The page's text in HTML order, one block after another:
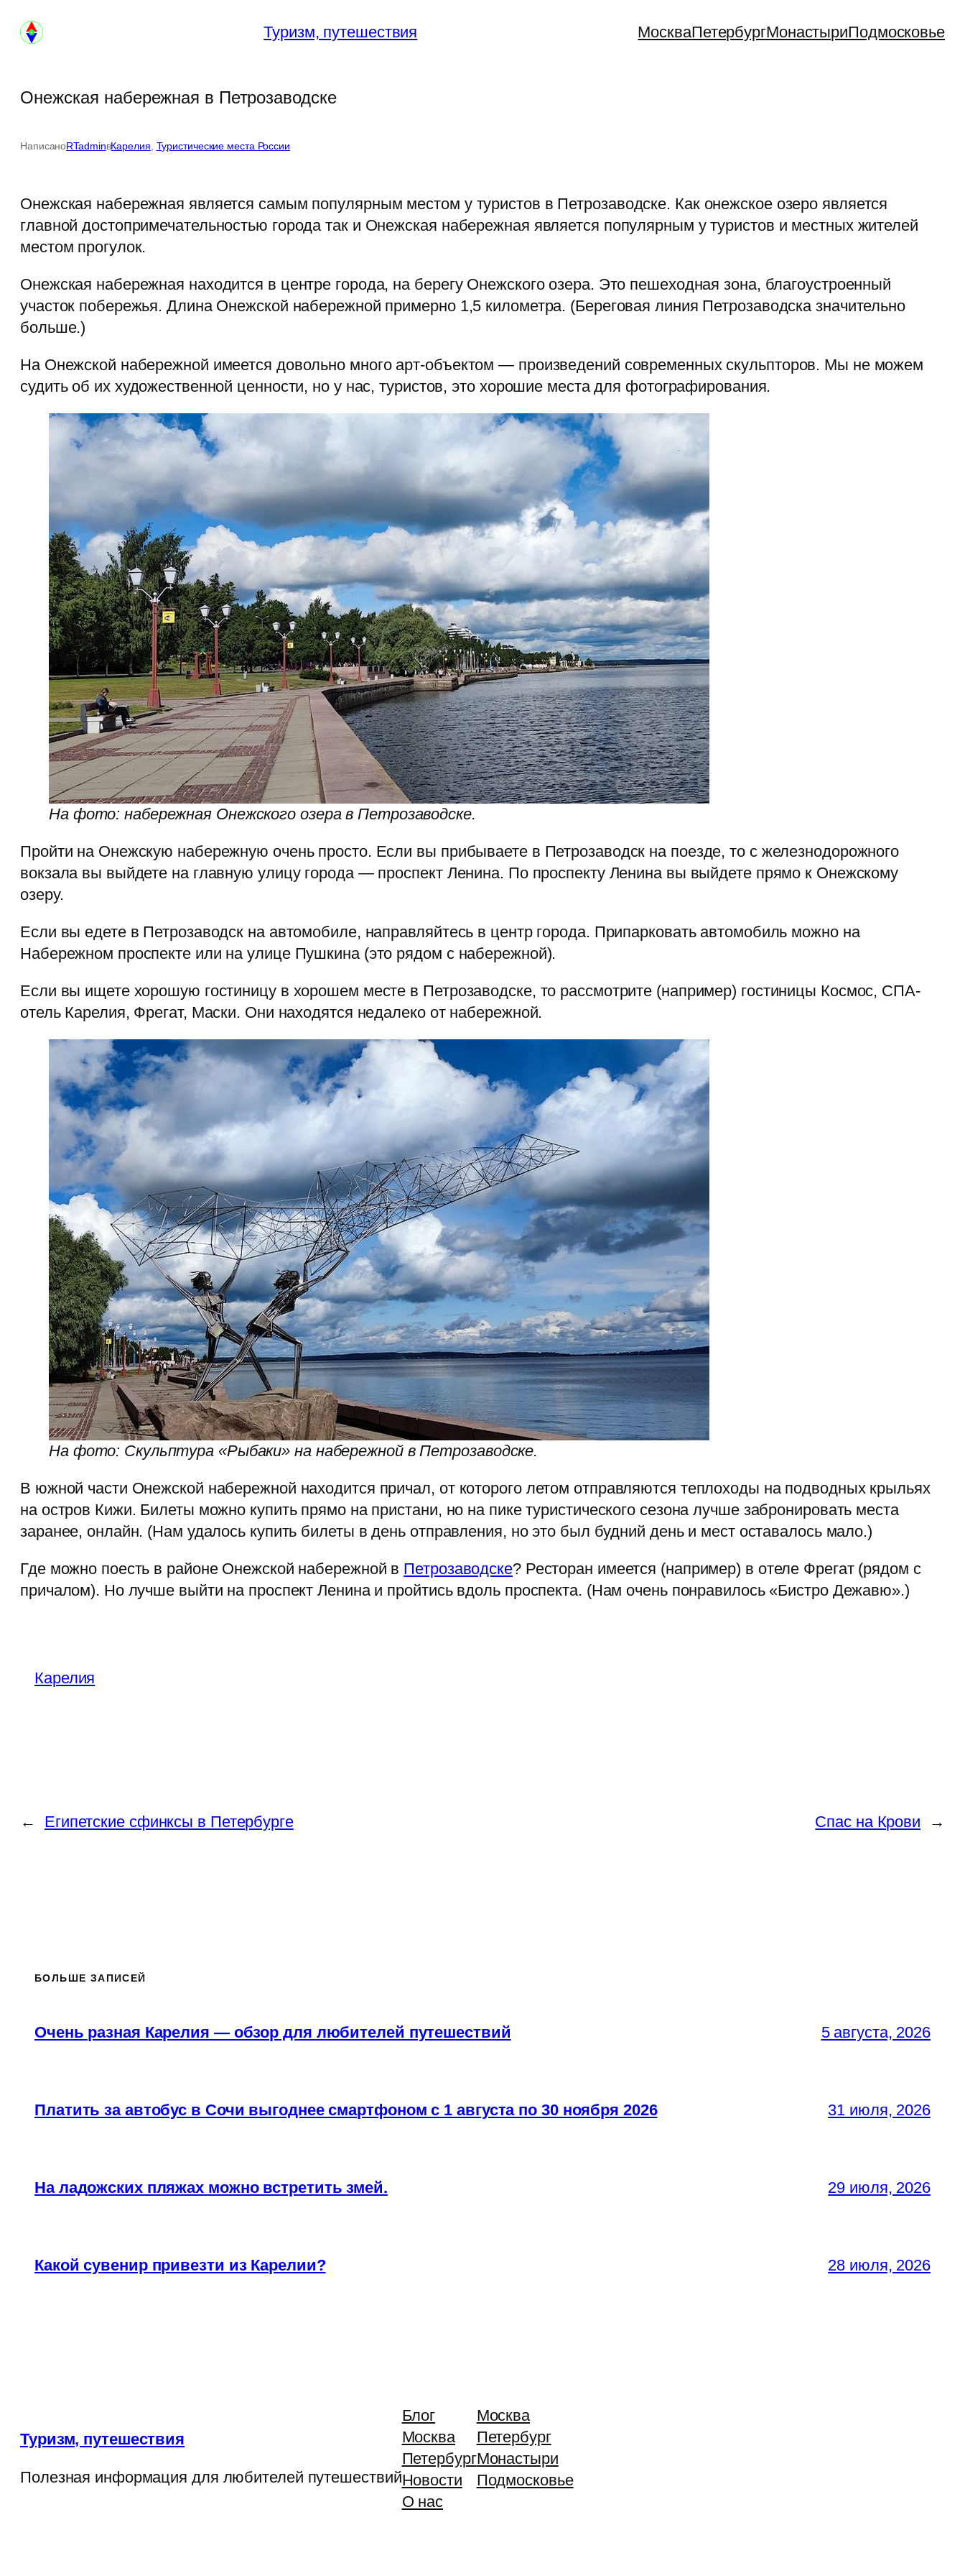
Туризм, путешествия МоскваПетербургМонастыриПодмосковье
Онежская набережная в Петрозаводске
НаписаноRTadminвКарелия Туристические места России
Онежская набережная является самым популярным местом у туристов в Петрозаводске. Как онежское озеро является
главной достопримечательностью города так и Онежская набережная является популярным у туристов и местных жителей
местом прогулок.
Онежская набережная находится в центре города, на берегу Онежского озера. Это пешеходная зона, благоустроенный
участок побережья. Длина Онежской набережной примерно 1,5 километра. (Береговая линия Петрозаводска значительно
больше.)
На Онежской набережной имеется довольно много арт-объектом — произведений современных скульпторов. Мы не можем
судить об их художественной ценности, но у нас, туристов, это хорошие места для фотографирования.
На фото: набережная Онежского озера в Петрозаводске.
Пройти на Онежскую набережную очень просто. Если вы прибываете в Петрозаводск на поезде, то с железнодорожного
вокзала вы выйдете на главную улицу города — проспект Ленина. По проспекту Ленина вы выйдете прямо к Онежскому
озеру.
Если вы едете в Петрозаводск на автомобиле, направляйтесь в центр города. Припарковать автомобиль можно на
Набережном проспекте или на улице Пушкина (это рядом с набережной).
Если вы ищете хорошую гостиницу в хорошем месте в Петрозаводске, то рассмотрите (например) гостиницы Космос, СПА-
отель Карелия, Фрегат, Маски. Они находятся недалеко от набережной.
На фото: Скульптура «Рыбаки» на набережной в Петрозаводске.
В южной части Онежской набережной находится причал, от которого летом отправляются теплоходы на подводных крыльях
на остров Кижи. Билеты можно купить прямо на пристани, но на пике туристического сезона лучше забронировать места
заранее, онлайн. (Нам удалось купить билеты в день отправления, но это был будний день и мест оставалось мало.)
Где можно поесть в районе Онежской набережной в Петрозаводске? Ресторан имеется (например) в отеле Фрегат (рядом с
причалом). Но лучше выйти на проспект Ленина и пройтись вдоль проспекта. (Нам очень понравилось «Бистро Дежавю».)
Карелия
← Египетские сфинксы в Петербурге Спас на Крови →
БОЛЬШЕ ЗАПИСЕЙ
Очень разная Карелия — обзор для любителей путешествий 5 августа, 2026
Платить за автобус в Сочи выгоднее смартфоном с 1 августа по 30 ноября 2026 31 июля, 2026
На ладожских пляжах можно встретить змей. 29 июля, 2026
Какой сувенир привезти из Карелии? 28 июля, 2026
Туризм, путешествия
Полезная информация для любителей путешествий
Блог
Москва
Петербург
Новости
О нас
Москва
Петербург
Монастыри
Подмосковье